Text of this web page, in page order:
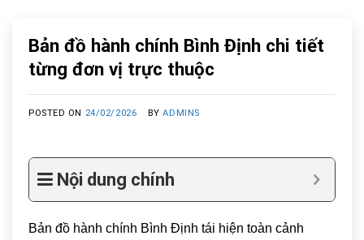
Bản đồ hành chính Bình Định chi tiết
từng đơn vị trực thuộc
POSTED ON 24/02/2026 BYADMINS
Nội dung chính
Bản đồ hành chính Bình Định tái hiện toàn cảnh